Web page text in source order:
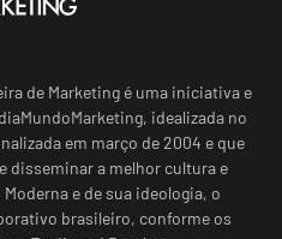
de Marketing é uma iniciativa e
idealizada no
em março de 2004 e que
a melhor cultura e
e de sua ideologia, o
brasileiro, conforme os